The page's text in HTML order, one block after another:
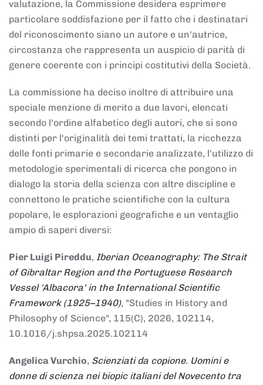
valutazione, la Commissione desidera esprimere
particolare soddisfazione per il fatto che i destinatari
del riconoscimento siano un autore e un'autrice,
circostanza che rappresenta un auspicio di parità di
genere coerente con i principi costitutivi della Società.
La commissione ha deciso inoltre di attribuire una
speciale menzione di merito a due lavori, elencati
secondo l'ordine alfabetico degli autori, che si sono
distinti per l'originalità dei temi trattati, la ricchezza
delle fonti primarie e secondarie analizzate, l'utilizzo di
metodologie sperimentali di ricerca che pongono in
dialogo la storia della scienza con altre discipline e
connettono le pratiche scientifiche con la cultura
popolare, le esplorazioni geografiche e un ventaglio
ampio di saperi diversi:
Pier Luigi Pireddu, Iberian Oceanography: The Strait
of Gibraltar Region and the Portuguese Research
Vessel 'Albacora' in the International Scientific
Framework (1925–1940), "Studies in History and
Philosophy of Science", 115(C), 2026, 102114,
10.1016/j.shpsa.2025.102114
Angelica Vurchio, Scienziati da copione. Uomini e
donne di scienza nei biopic italiani del Novecento tra